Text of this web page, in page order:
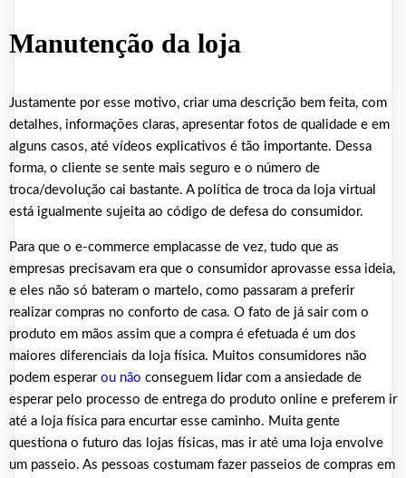
Manutenção da loja
Justamente por esse motivo, criar uma descrição bem feita, com
detalhes, informações claras, apresentar fotos de qualidade e em
alguns casos, até vídeos explicativos é tão importante. Dessa
forma, o cliente se sente mais seguro e o número de
troca/devolução cai bastante. A política de troca da loja virtual
está igualmente sujeita ao código de defesa do consumidor.
Para que o e-commerce emplacasse de vez, tudo que as
empresas precisavam era que o consumidor aprovasse essa ideia,
e eles não só bateram o martelo, como passaram a preferir
realizar compras no conforto de casa. O fato de já sair com o
produto em mãos assim que a compra é efetuada é um dos
maiores diferenciais da loja física. Muitos consumidores não
podem esperar ou não conseguem lidar com a ansiedade de
esperar pelo processo de entrega do produto online e preferem ir
até a loja física para encurtar esse caminho. Muita gente
questiona o futuro das lojas físicas, mas ir até uma loja envolve
um passeio. As pessoas costumam fazer passeios de compras em